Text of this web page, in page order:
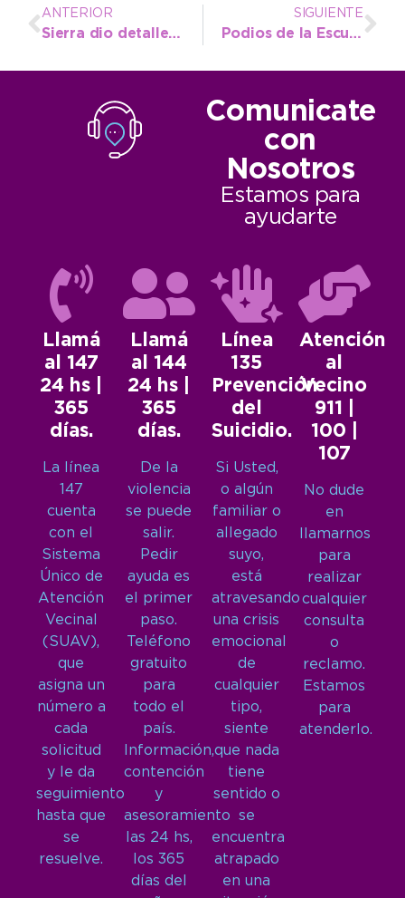
ANTERIOR
Sierra dio detalles de lo que será el festejo del Aniversario e Inauguración de la Temporada en simultáneo
SIGUIENTE
Podios de la Escuela Municipal en torneo marplatense durante la jornada del sábado
Comunicate
con
Nosotros
Estamos para
ayudarte
Llamá
al 147
24 hs |
365
días.
La línea
147
cuenta
con el
Sistema
Único de
Atención
Vecinal
(SUAV),
que
asigna un
número a
cada
solicitud
y le da
seguimiento
hasta que
se
resuelve.
Llamá
al 144
24 hs |
365
días.
De la
violencia
se puede
salir.
Pedir
ayuda es
el primer
paso.
Teléfono
gratuito
para
todo el
país.
Información,
contención
y
asesoramiento
las 24 hs,
los 365
días del
Línea
135
Prevención
del
Suicidio.
Si Usted,
o algún
familiar o
allegado
suyo,
está
atravesando
una crisis
emocional
de
cualquier
tipo,
siente
que nada
tiene
sentido o
se
encuentra
atrapado
en una
Atención
al
Vecino
911 |
100 |
107
No dude
en
llamarnos
para
realizar
cualquier
consulta
o
reclamo.
Estamos
para
atenderlo.